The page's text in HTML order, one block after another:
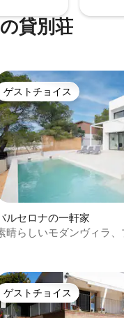
貸別荘
5つ星中4.93つ星の平均
ゲストチョイス
ゲストチョイス
ルセロナの一軒家
晴らしいモダンヴィラ
ゲストチョイス
ゲストチョイス